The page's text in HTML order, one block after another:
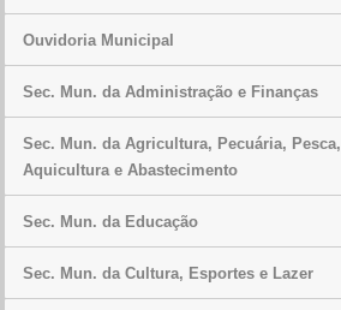
Ouvidoria Municipal
Sec. Mun. da Administração e Finanças
Sec. Mun. da Agricultura, Pecuária, Pesca,
Aquicultura e Abastecimento
Sec. Mun. da Educação
Sec. Mun. da Cultura, Esportes e Lazer